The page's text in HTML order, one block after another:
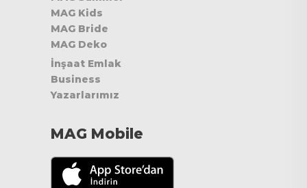
MAG Kids
MAG Bride
MAG Deko
İnşaat Emlak
Business
Yazarlarımız
MAG Mobile